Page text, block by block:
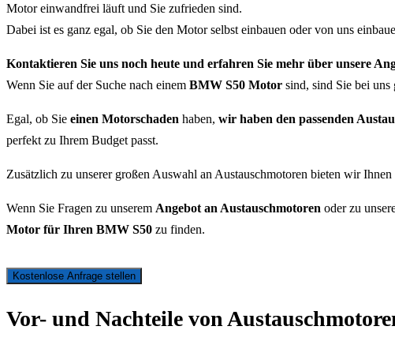
Motor einwandfrei läuft und Sie zufrieden sind.
Dabei ist es ganz egal, ob Sie den Motor selbst einbauen oder von uns
Kontaktieren Sie uns noch heute und erfahren Sie mehr über unsere
Wenn Sie auf der Suche nach einem BMW S50 Motor sind, sind Sie bei
Egal, ob Sie einen Motorschaden haben, wir haben den passenden
perfekt zu Ihrem Budget passt.
Zusätzlich zu unserer großen Auswahl an Austauschmotoren bieten wir
Wenn Sie Fragen zu unserem Angebot an Austauschmotoren oder zu
Motor für Ihren BMW S50 zu finden.
Kostenlose Anfrage stellen
Vor- und Nachteile von